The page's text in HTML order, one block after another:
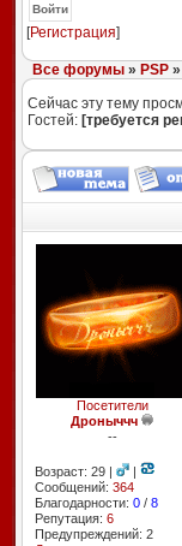
Войти
[Регистрация]
Все форумы» PSP»
Сейчас эту тему
Гостей: [требуется
Посетители
Дроныччч
--
Возраст: 29 |
|
Сообщений: 364
Благодарности: 0/ 8
Репутация: 6
Предупреждений: 2